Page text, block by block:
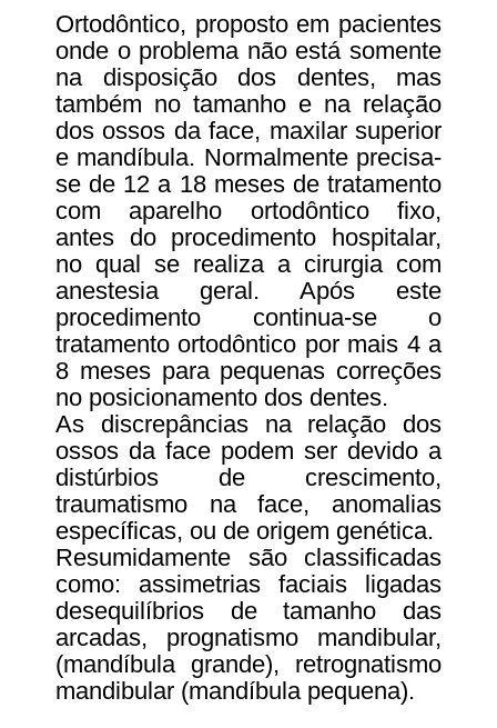
Ortodôntico, proposto em pacientes
onde o problema não está somente
na disposição dos dentes, mas
também no tamanho e na relação
dos ossos da face, maxilar superior
e mandíbula. Normalmente precisa-
se de 12 a 18 meses de tratamento
com aparelho ortodôntico fixo,
antes do procedimento hospitalar,
no qual se realiza a cirurgia com
anestesia geral. Após este
procedimento continua-se o
tratamento ortodôntico por mais 4 a
8 meses para pequenas correções
no posicionamento dos dentes.
As discrepâncias na relação dos
ossos da face podem ser devido a
distúrbios de crescimento,
traumatismo na face, anomalias
específicas, ou de origem genética.
Resumidamente são classificadas
como: assimetrias faciais ligadas
desequilíbrios de tamanho das
arcadas, prognatismo mandibular,
(mandíbula grande), retrognatismo
mandibular (mandíbula pequena).